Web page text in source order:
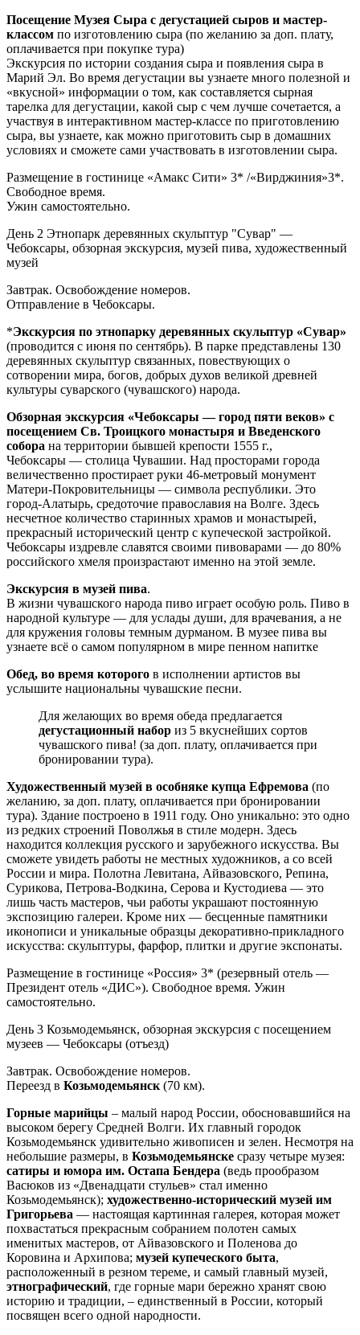
Посещение Музея Сыра с дегустацией сыров и мастер-
классом по изготовлению сыра (по желанию за доп. плату,
оплачивается при покупке тура)
Экскурсия по истории создания сыра и появления сыра в
Марий Эл. Во время дегустации вы узнаете много полезной и
«вкусной» информации о том, как составляется сырная
тарелка для дегустации, какой сыр с чем лучше сочетается, а
участвуя в интерактивном мастер-классе по приготовлению
сыра, вы узнаете, как можно приготовить сыр в домашних
условиях и сможете сами участвовать в изготовлении сыра.
Размещение в гостинице «Амакс Сити» 3* /«Вирджиния»3*.
Свободное время.
Ужин самостоятельно.
День 2 Этнопарк деревянных скульптур "Сувар" —
Чебоксары, обзорная экскурсия, музей пива, художественный
музей
Завтрак. Освобождение номеров.
Отправление в Чебоксары.
*Экскурсия по этнопарку деревянных скульптур «Сувар»
(проводится с июня по сентябрь). В парке представлены 130
деревянных скульптур связанных, повествующих о
сотворении мира, богов, добрых духов великой древней
культуры суварского (чувашского) народа.
Обзорная экскурсия «Чебоксары — город пяти веков» с
посещением Св. Троицкого монастыря и Введенского
собора на территории бывшей крепости 1555 г.,
Чебоксары — столица Чувашии. Над просторами города
величественно простирает руки 46-метровый монумент
Матери-Покровительницы — символа республики. Это
город-Алатырь, средоточие православия на Волге. Здесь
несчетное количество старинных храмов и монастырей,
прекрасный исторический центр с купеческой застройкой.
Чебоксары издревле славятся своими пивоварами — до 80%
российского хмеля произрастают именно на этой земле.
Экскурсия в музей пива.
В жизни чувашского народа пиво играет особую роль. Пиво в
народной культуре — для услады души, для врачевания, а не
для кружения головы темным дурманом. В музее пива вы
узнаете всё о самом популярном в мире пенном напитке
Обед, во время которого в исполнении артистов вы
услышите национальны чувашские песни.
Для желающих во время обеда предлагается
дегустационный набор из 5 вкуснейших сортов
чувашского пива! (за доп. плату, оплачивается при
бронировании тура).
Художественный музей в особняке купца Ефремова (по
желанию, за доп. плату, оплачивается при бронировании
тура). Здание построено в 1911 году. Оно уникально: это одно
из редких строений Поволжья в стиле модерн. Здесь
находится коллекция русского и зарубежного искусства. Вы
сможете увидеть работы не местных художников, а со всей
России и мира. Полотна Левитана, Айвазовского, Репина,
Сурикова, Петрова-Водкина, Серова и Кустодиева — это
лишь часть мастеров, чьи работы украшают постоянную
экспозицию галереи. Кроме них — бесценные памятники
иконописи и уникальные образцы декоративно-прикладного
искусства: скульптуры, фарфор, плитки и другие экспонаты.
Размещение в гостинице «Россия» 3* (резервный отель —
Президент отель «ДИС»). Свободное время. Ужин
самостоятельно.
День 3 Козьмодемьянск, обзорная экскурсия с посещением
музеев — Чебоксары (отъезд)
Завтрак. Освобождение номеров.
Переезд в Козьмодемьянск (70 км).
Горные марийцы – малый народ России, обосновавшийся на
высоком берегу Средней Волги. Их главный городок
Козьмодемьянск удивительно живописен и зелен. Несмотря на
небольшие размеры, в Козьмодемьянске сразу четыре музея:
сатиры и юмора им. Остапа Бендера (ведь прообразом
Васюков из «Двенадцати стульев» стал именно
Козьмодемьянск); художественно-исторический музей им
Григорьева — настоящая картинная галерея, которая может
похвастаться прекрасным собранием полотен самых
именитых мастеров, от Айвазовского и Поленова до
Коровина и Архипова; музей купеческого быта,
расположенный в резном тереме, и самый главный музей,
этнографический, где горные мари бережно хранят свою
историю и традиции, – единственный в России, который
посвящен всего одной народности.